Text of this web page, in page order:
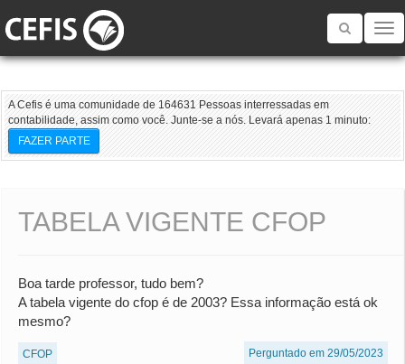
Toggle
A Cefis é uma comunidade de 164631 Pessoas interressadas em
contabilidade, assim como você. Junte-se a nós. Levará apenas 1 minuto:
FAZER PARTE
TABELA VIGENTE CFOP
Boa tarde professor, tudo bem?
A tabela vigente do cfop é de 2003? Essa informação está ok
mesmo?
CFOP Perguntado em 29/05/2023